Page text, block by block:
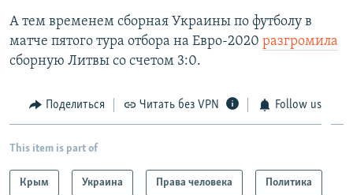
А тем временем сборная Украины по футболу в
матче пятого тура отбора на Евро-2020 разгромила
сборную Литвы со счетом 3:0.
Поделиться Читать без VPN Follow us
This item is part of
Крым Украина Права человека Политика